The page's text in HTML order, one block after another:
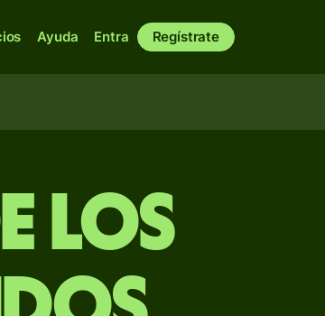
Ayuda Entra Regístrate
los